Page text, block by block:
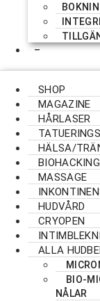
–
SHOP
MAGAZINE
HÅRLASER
HÄLSA/
MASSAGE
HUDVÅRD
CRYOPEN
ALLA
BIO-
NÅLAR